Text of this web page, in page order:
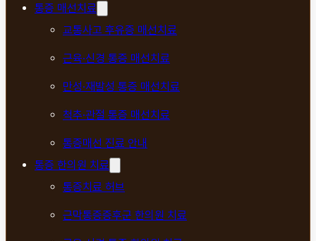
통증 매선치료
교통사고 후유증 매선치료
근육·신경 통증 매선치료
만성·재발성 통증 매선치료
척추·관절 통증 매선치료
통증매선 진료 안내
통증 한의원 치료
통증치료 허브
근막통증증후군 한의원 치료